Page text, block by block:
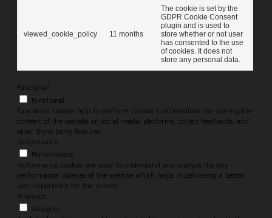
viewed_cookie_policy 11 months
The cookie is set by the
GDPR Cookie Consent
plugin and is used to
store whether or not user
has consented to the use
of cookies. It does not
store any personal data.
Functional
Functional
Functional cookies help to perform certain functionalities like sharing the
content of the website on social media platforms, collect feedbacks, and
other third-party features.
Performance
Performance
Performance cookies are used to understand and analyze the key
performance indexes of the website which helps in delivering a better
user experience for the visitors.
Analytics
Analytics